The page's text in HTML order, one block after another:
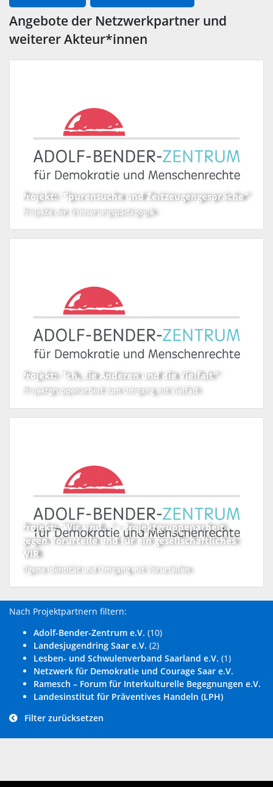
Angebote der Netzwerkpartner und
weiterer Akteur*innen
Projekt: "Spurensuche und Zeitzeugengespräche"
Projekte der Erinnerungspädagogik
Projekt: "Ich, die Anderen und die Vielfalt"
Projektgruppenarbeit zum Umgang mit Vielfalt
Projekt: "Wir sind..." – Projektgruppenarbeit
gegen Vorurteile und für ein gesellschaftliches
WIR
Eigene Identität und Umgang mit Vorurteilen
Nach Projektpartnern filtern:
Adolf-Bender-Zentrum e.V. (10)
Landesjugendring Saar e.V. (2)
Lesben- und Schwulenverband Saarland e.V. (1)
Netzwerk für Demokratie und Courage Saar e.V.
Ramesch – Forum für Interkulturelle Begegnungen e.V.
Landesinstitut für Präventives Handeln (LPH)
Filter zurücksetzen